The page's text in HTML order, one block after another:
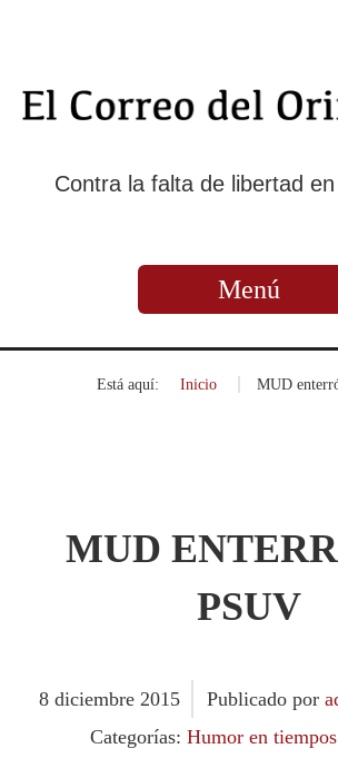
Contra la falta de libertad
Menú
Está aquí: Inicio MUD
MUD
PSUV
8 diciembre 2015 Publicado por
Categorías: Humor en